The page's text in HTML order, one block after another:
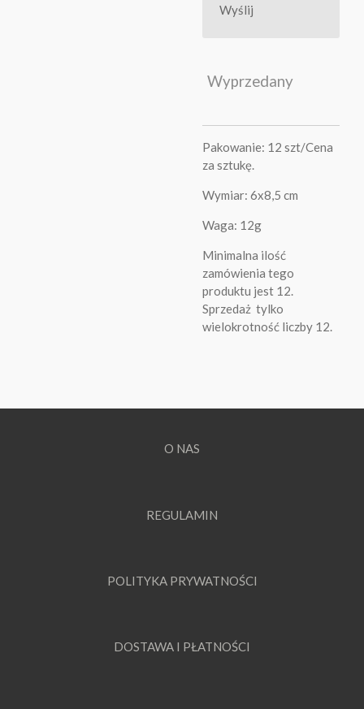
Wyślij
Wyprzedany
Pakowanie: 12 szt/Cena
za sztukę.
Wymiar: 6x8,5 cm
Waga: 12g
Minimalna ilość
zamówienia tego
produktu jest 12.
Sprzedaż tylko
wielokrotność liczby 12.
O NAS
REGULAMIN
POLITYKA PRYWATNOŚCI
DOSTAWA I PŁATNOŚCI